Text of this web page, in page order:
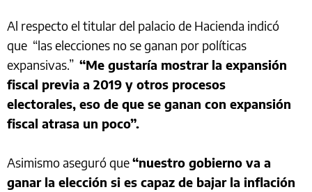
Al respecto el titular del palacio de Hacienda indicó
que “las elecciones no se ganan por políticas
expansivas.” “Me gustaría mostrar la expansión
fiscal previa a 2019 y otros procesos
electorales, eso de que se ganan con expansión
fiscal atrasa un poco”.
Asimismo aseguró que“nuestro gobierno va a
ganar la elección si es capaz de bajar la inflación